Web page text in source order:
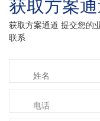
获取方案
获取方案通道 提交您的
联系